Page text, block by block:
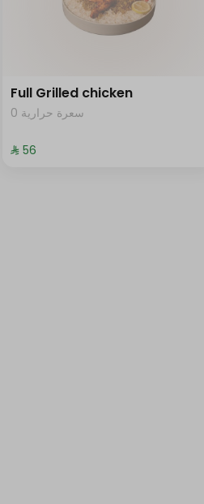
Full Grilled chicken
0 سعرة حرارية
⁨⁦‪‬ 56⁩